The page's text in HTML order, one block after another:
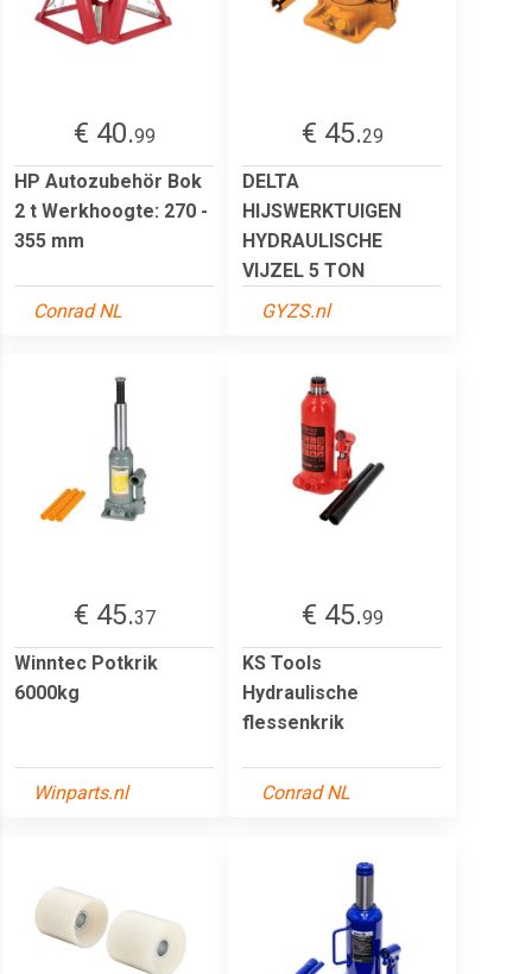
€ 40.99
HP Autozubehör Bok
2 t Werkhoogte: 270 -
355 mm
Conrad NL
€ 45.29
DELTA
HIJSWERKTUIGEN
HYDRAULISCHE
VIJZEL 5 TON
GYZS.nl
€ 45.37
Winntec Potkrik
6000kg
Winparts.nl
€ 45.99
KS Tools
Hydraulische
flessenkrik
Conrad NL